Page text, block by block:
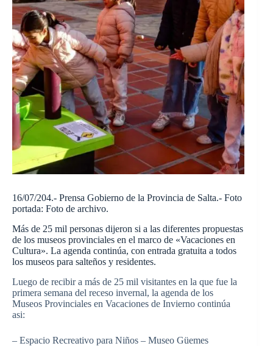
16/07/204.- Prensa Gobierno de la Provincia de Salta.- Foto
portada: Foto de archivo.
Más de 25 mil personas dijeron si a las diferentes propuestas
de los museos provinciales en el marco de «Vacaciones en
Cultura». La agenda continúa, con entrada gratuita a todos
los museos para salteños y residentes.
Luego de recibir a más de 25 mil visitantes en la que fue la
primera semana del receso invernal, la agenda de los
Museos Provinciales en Vacaciones de Invierno continúa
asi:
– Espacio Recreativo para Niños – Museo Güemes